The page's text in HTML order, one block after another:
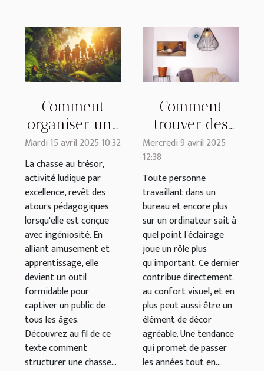
Comment
organiser une
chasse au
trésor
éducative
pour tous les
âges
Mardi 15 avril 2025 10:32
La chasse au trésor,
activité ludique par
excellence, revêt des
atours pédagogiques
lorsqu'elle est conçue
avec ingéniosité. En
alliant amusement et
apprentissage, elle
devient un outil
formidable pour
captiver un public de
tous les âges.
Découvrez au fil de ce
texte comment
structurer une chasse...
Comment
trouver des
abat-jours en
adopter pour
mon bureau ?
Mercredi 9 avril 2025
12:38
Toute personne
travaillant dans un
bureau et encore plus
sur un ordinateur sait à
quel point l'éclairage
joue un rôle plus
qu'important. Ce dernier
contribue directement
au confort visuel, et en
plus peut aussi être un
élément de décor
agréable. Une tendance
qui promet de passer
les années tout en...